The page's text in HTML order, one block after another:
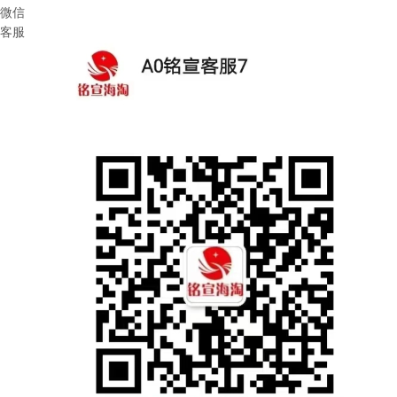
微信
客服